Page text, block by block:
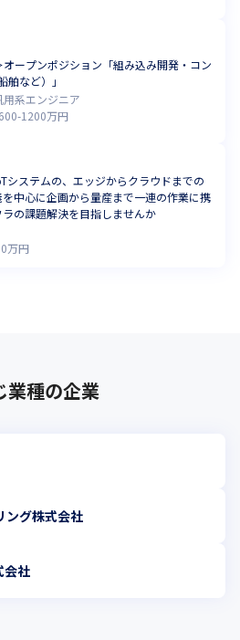
ープンポジション「組み込み開発・コン
など）」
系エンジニア
600-1200万円
システムの、エッジからクラウドまでの
中心に企画から量産まで一連の作業に携
の課題解決を目指しませんか
万円
業種の企業
ング株式会社
会社